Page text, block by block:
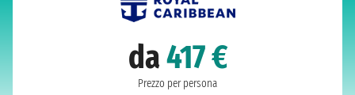
da417 €
Prezzo per persona